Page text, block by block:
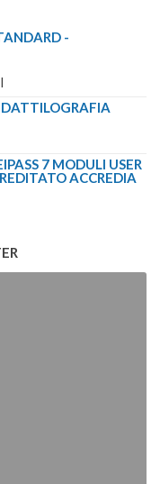
-
DATTILOGRAFIA
7 MODULI USER
ACCREDIA